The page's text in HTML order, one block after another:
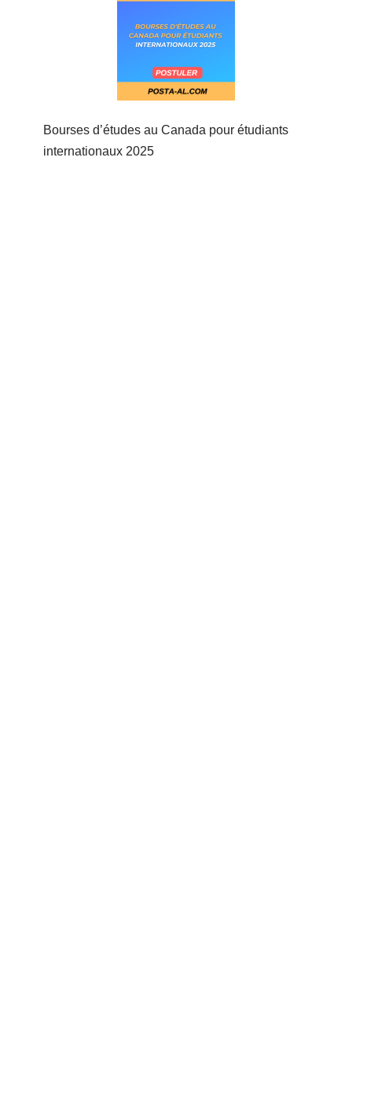
Bourses d’études au Canada pour étudiants
internationaux 2025